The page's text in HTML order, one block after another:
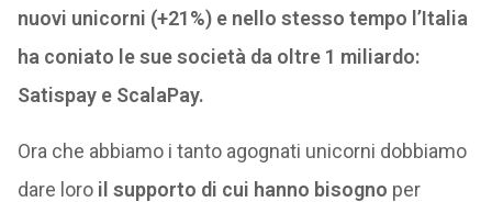
nuovi unicorni (+21%) e nello stesso tempo l’Italia
ha coniato le sue società da oltre 1 miliardo:
Satispay e ScalaPay.
Ora che abbiamo i tanto agognati unicorni dobbiamo
dare loro il supporto di cui hanno bisogno per